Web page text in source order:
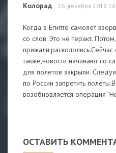
Колорад 26 декабря 2016
Когда в Египте самолёт
со слов: Это не теракт.
прижали,раскололись.Сейчас
также,новости начинают со
для полетов закрыли.
по России запретить
возобновляется операция
ОСТАВИТЬ